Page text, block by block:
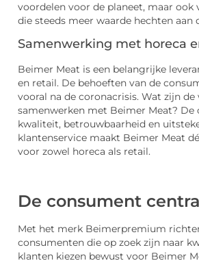
voordelen voor de planeet, maar ook
die steeds meer waarde hechten aan
Samenwerking met horeca
Beimer Meat is een belangrijke
en retail. De behoeften van de
vooral na de coronacrisis. Wat zijn de
samenwerken met Beimer Meat? De
kwaliteit, betrouwbaarheid en
klantenservice maakt Beimer Meat
voor zowel horeca als retail.
De consument
Met het merk Beimerpremium
consumenten die op zoek zijn naar
klanten kiezen bewust voor Beimer